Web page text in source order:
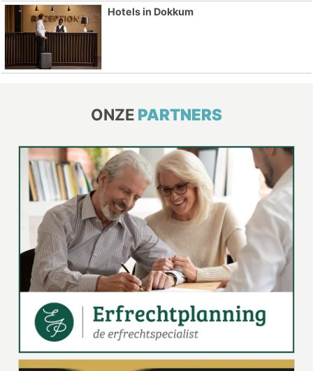
Hotels in Dokkum
ONZE PARTNERS